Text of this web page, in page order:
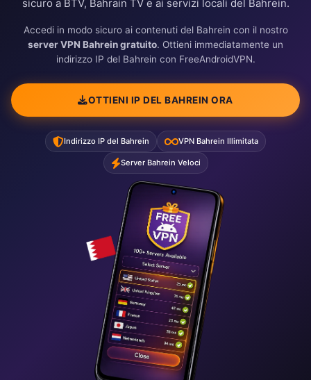
sicuro a BTV, Bahrain TV e ai servizi locali del Bahrein.
Accedi in modo sicuro ai contenuti del Bahrein con il nostro
server VPN Bahrein gratuito. Ottieni immediatamente un
indirizzo IP del Bahrein con FreeAndroidVPN.
OTTIENI IP DEL BAHREIN ORA
Indirizzo IP del Bahrein VPN Bahrein Illimitata
Server Bahrein Veloci